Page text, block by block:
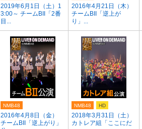
2019年6月1日（土）1
3:00～ チームBII「2番
目...
2016年4月21日（木）
チームBII「逆上が
り」...
2016年4月8日（金）
チームBII「逆上がり」
NMB48
2018年3月31日（土）
カトレア組「ここにだ
NMB48 HD